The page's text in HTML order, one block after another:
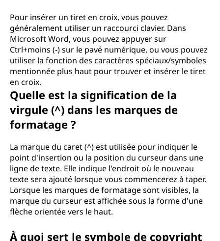
Pour insérer un tiret en croix, vous pouvez
généralement utiliser un raccourci clavier. Dans
Microsoft Word, vous pouvez appuyer sur
Ctrl+moins (-) sur le pavé numérique, ou vous pouvez
utiliser la fonction des caractères spéciaux/symboles
mentionnée plus haut pour trouver et insérer le tiret
en croix.
Quelle est la signification de la
virgule (^) dans les marques de
formatage ?
La marque du caret (^) est utilisée pour indiquer le
point d'insertion ou la position du curseur dans une
ligne de texte. Elle indique l'endroit où le nouveau
texte sera ajouté lorsque vous commencerez à taper.
Lorsque les marques de formatage sont visibles, la
marque du curseur est affichée sous la forme d'une
flèche orientée vers le haut.
À quoi sert le symbole de copyright